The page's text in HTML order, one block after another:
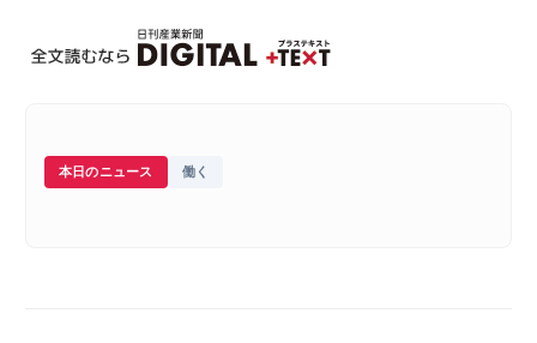
本日のニュース 働く